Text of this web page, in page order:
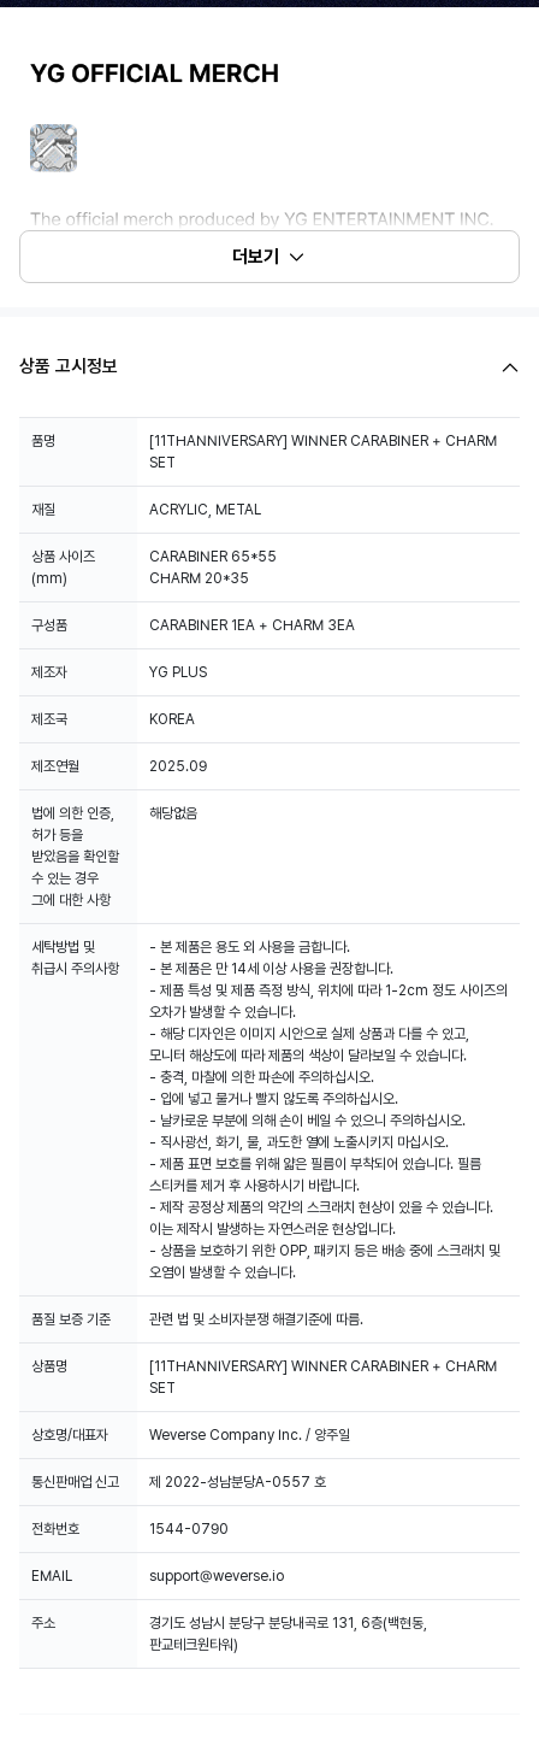
더보기
상품 고시정보
품명
[11THANNIVERSARY] WINNER CARABINER + CHARM
SET
재질 ACRYLIC, METAL
상품 사이즈
(mm)
CARABINER 65*55
CHARM 20*35
구성품 CARABINER 1EA + CHARM 3EA
제조자 YG PLUS
제조국 KOREA
제조연월 2025.09
법에 의한 인증,
허가 등을
받았음을 확인할
수 있는 경우
그에 대한 사항
해당없음
세탁방법 및
취급시 주의사항
- 본 제품은 용도 외 사용을 금합니다.
- 본 제품은 만 14세 이상 사용을 권장합니다.
- 제품 특성 및 제품 측정 방식, 위치에 따라 1-2cm 정도 사이즈의
오차가 발생할 수 있습니다.
- 해당 디자인은 이미지 시안으로 실제 상품과 다를 수 있고,
모니터 해상도에 따라 제품의 색상이 달라보일 수 있습니다.
- 충격, 마찰에 의한 파손에 주의하십시오.
- 입에 넣고 물거나 빨지 않도록 주의하십시오.
- 날카로운 부분에 의해 손이 베일 수 있으니 주의하십시오.
- 직사광선, 화기, 물, 과도한 열에 노출시키지 마십시오.
- 제품 표면 보호를 위해 얇은 필름이 부착되어 있습니다. 필름
스티커를 제거 후 사용하시기 바랍니다.
- 제작 공정상 제품의 약간의 스크래치 현상이 있을 수 있습니다.
이는 제작시 발생하는 자연스러운 현상입니다.
- 상품을 보호하기 위한 OPP, 패키지 등은 배송 중에 스크래치 및
오염이 발생할 수 있습니다.
품질 보증 기준
상품명
[11THANNIVERSARY] WINNER CARABINER + CHARM
SET
상호명/대표자 Weverse Company Inc. / 양주일
통신판매업 신고 제 2022-성남분당A-0557 호
전화번호 1544-0790
EMAIL support@weverse.io
주소
경기도 성남시 분당구 분당내곡로 131, 6층(백현동,
판교테크원타워)